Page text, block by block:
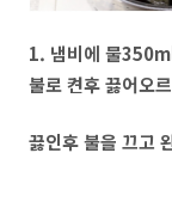
1. 냄비에 물
불로 켠후 끓어오
끓인후 불을 끄고